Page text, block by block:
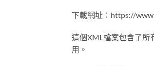
下載網址：https://
這個XML檔案包含了所
用。